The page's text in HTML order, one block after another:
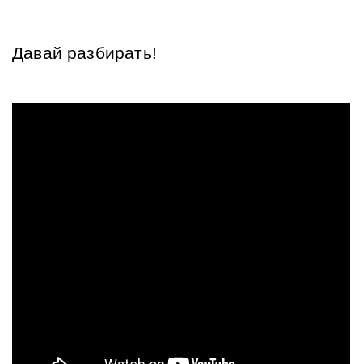
Давай разбирать!